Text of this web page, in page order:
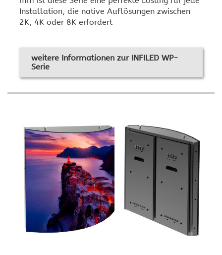
Installation, die native Auflösungen zwischen
2K, 4K oder 8K erfordert
weitere Informationen zur INFILED WP-
Serie